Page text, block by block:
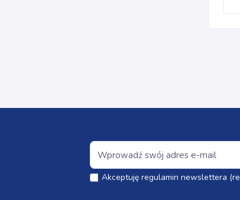
Akceptuję regulamin newslettera